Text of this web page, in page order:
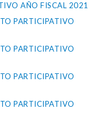
AÑO FISCAL 2021
PARTICIPATIVO
PARTICIPATIVO
PARTICIPATIVO
PARTICIPATIVO